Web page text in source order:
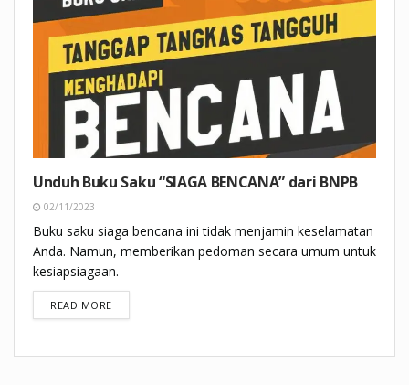
Unduh Buku Saku “SIAGA BENCANA” dari BNPB
02/11/2023
Buku saku siaga bencana ini tidak menjamin keselamatan
Anda. Namun, memberikan pedoman secara umum untuk
kesiapsiagaan.
READ MOREDETAILS